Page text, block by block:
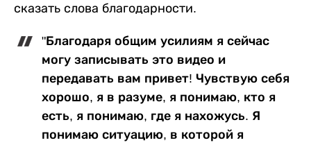
сказать слова благодарности.
"Благодаря общим усилиям я сейчас
могу записывать это видео и
передавать вам привет! Чувствую себя
хорошо, я в разуме, я понимаю, кто я
есть, я понимаю, где я нахожусь. Я
понимаю ситуацию, в которой я